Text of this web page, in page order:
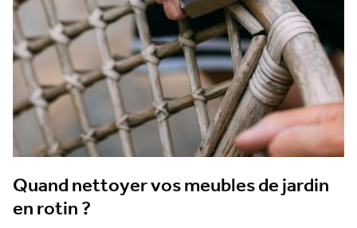
Quand nettoyer vos meubles de jardin
en rotin ?